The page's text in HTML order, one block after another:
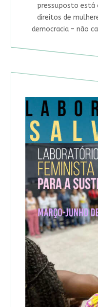
pressuposto está
direitos de
democracia – não